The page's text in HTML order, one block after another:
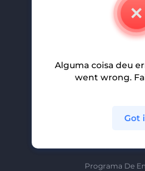
Contate-Nos
Carreiras
Programa De
Programa De
Alguma coisa deu
went wrong.
Got